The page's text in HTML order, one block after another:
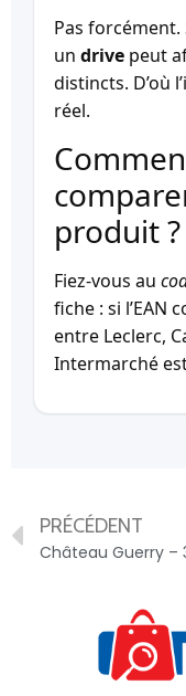
Pas
un drive peut
distincts. D’où
réel.
produit ?
Fiez-vous au
fiche : si l’EAN
entre Leclerc,
Intermarché
PRÉCÉDENT